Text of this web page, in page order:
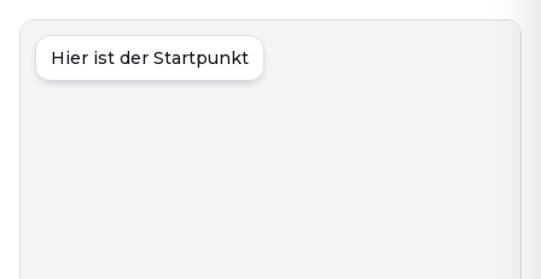
Hier ist der Startpunkt